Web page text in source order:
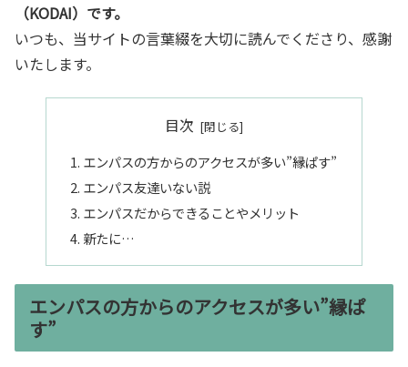
（KODAI）です。
いつも、当サイトの言葉綴を大切に読んでくださり、感謝
いたします。
目次
エンパスの方からのアクセスが多い”縁ぱす”
エンパス友達いない説
エンパスだからできることやメリット
新たに…
エンパスの方からのアクセスが多い”縁ぱ
す”